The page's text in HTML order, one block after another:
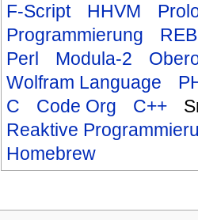
F-Script
HHVM
Programmierung
Perl
Modula-2
Wolfram Language
C
Code Org C++
Reaktive
Homebrew